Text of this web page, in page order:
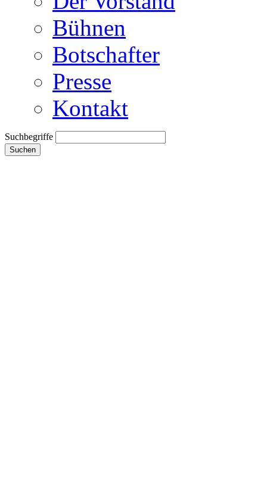
Bühnen
Botschafter
Presse
Kontakt
Suchbegriffe
Suchen